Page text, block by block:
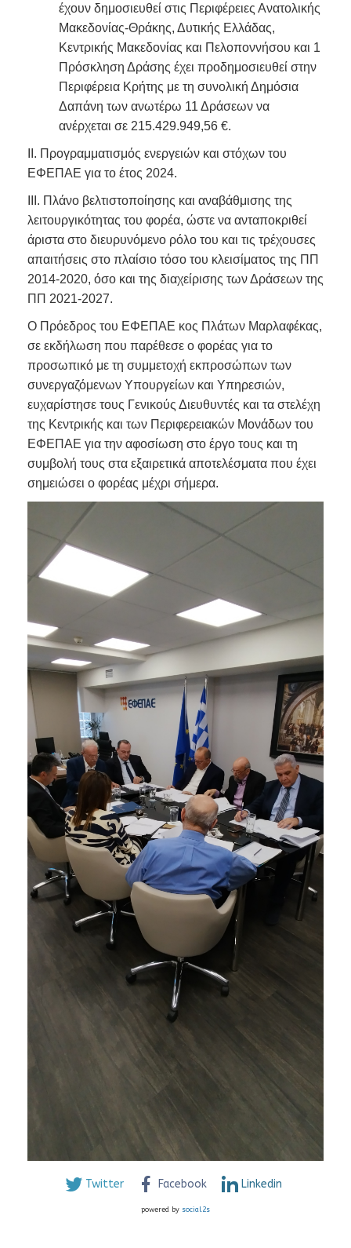
έχουν δημοσιευθεί στις Περιφέρειες Ανατολικής
Μακεδονίας-Θράκης, Δυτικής Ελλάδας,
Κεντρικής Μακεδονίας και Πελοποννήσου και 1
Πρόσκληση Δράσης έχει προδημοσιευθεί στην
Περιφέρεια Κρήτης με τη συνολική Δημόσια
Δαπάνη των ανωτέρω 11 Δράσεων να
ανέρχεται σε 215.429.949,56 €.
ΙΙ. Προγραμματισμός ενεργειών και στόχων του
ΕΦΕΠΑΕ για το έτος 2024.
IΙΙ. Πλάνο βελτιστοποίησης και αναβάθμισης της
λειτουργικότητας του φορέα, ώστε να ανταποκριθεί
άριστα στο διευρυνόμενο ρόλο του και τις τρέχουσες
απαιτήσεις στο πλαίσιο τόσο του κλεισίματος της ΠΠ
2014-2020, όσο και της διαχείρισης των Δράσεων της
ΠΠ 2021-2027.
Ο Πρόεδρος του ΕΦΕΠΑΕ κος Πλάτων Μαρλαφέκας,
σε εκδήλωση που παρέθεσε ο φορέας για το
προσωπικό με τη συμμετοχή εκπροσώπων των
συνεργαζόμενων Υπουργείων και Υπηρεσιών,
ευχαρίστησε τους Γενικούς Διευθυντές και τα στελέχη
της Κεντρικής και των Περιφερειακών Μονάδων του
ΕΦΕΠΑΕ για την αφοσίωση στο έργο τους και τη
συμβολή τους στα εξαιρετικά αποτελέσματα που έχει
σημειώσει ο φορέας μέχρι σήμερα.
Twitter Facebook Linkedin
powered by social2s